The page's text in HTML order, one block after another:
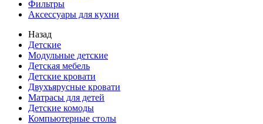
Фильтры
Аксессуары для кухни
Назад
Детские
Модульные детские
Детская мебель
Детские кровати
Двухъярусные кровати
Матрасы для детей
Детские комоды
Компьютерные столы